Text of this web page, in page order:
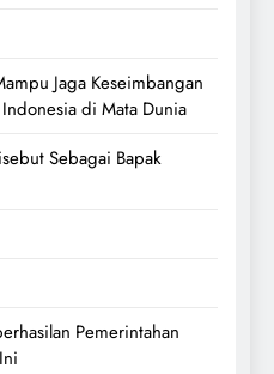
Jaga Keseimbangan
di Mata Dunia
Sebagai Bapak
Pemerintahan